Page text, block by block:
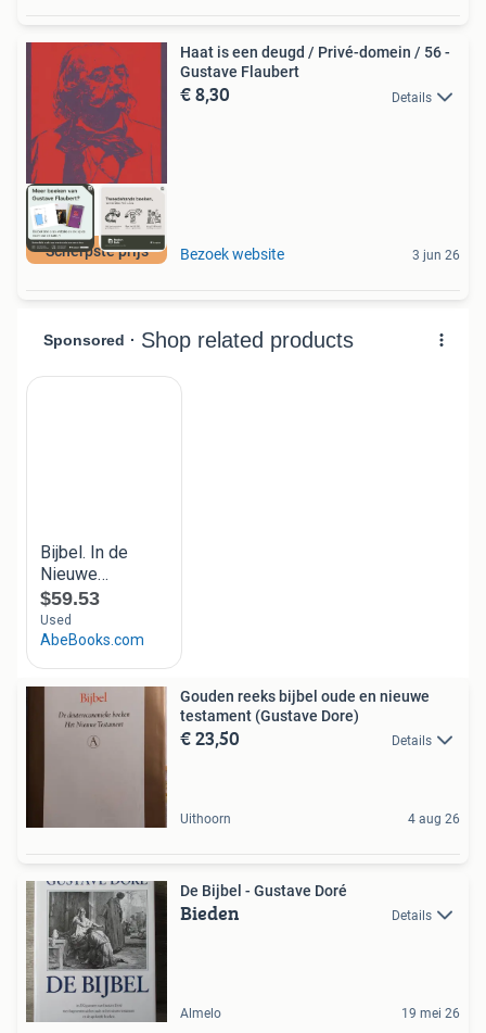
Scherpste prijs
Haat is een deugd / Privé-domein / 56 -
Gustave Flaubert
€ 8,30 Details
Bezoek website 3 jun 26
Gouden reeks bijbel oude en nieuwe
testament (Gustave Dore)
€ 23,50 Details
Uithoorn 4 aug 26
De Bijbel - Gustave Doré
Bieden Details
Almelo 19 mei 26